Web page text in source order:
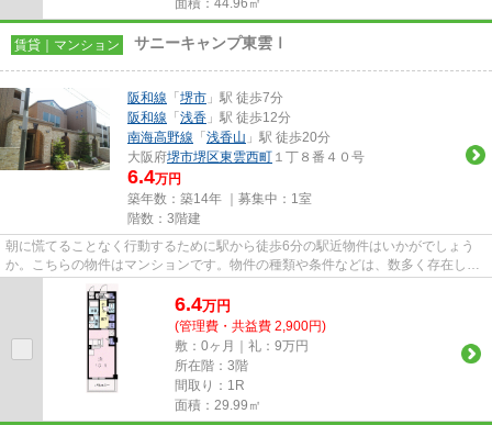
面積：44.96㎡
賃貸｜マンション サニーキャンプ東雲Ⅰ
阪和線 「 堺市 」駅 徒歩7分
阪和線 「 浅香 」駅 徒歩12分
南海高野線 「 浅香山 」駅 徒歩20分
大阪府堺市堺区東雲西町 １丁８番４０号
6.4万円
築年数：築14年 ｜募集中： 1室
階数：3階建
朝に慌てることなく行動するために駅から徒歩6分の駅近物件はいかがでしょう
か。こちらの物件はマンションです。物件の種類や条件などは、数多く存在しま
す。お客さまのご希望により近...
6.4万円
(管理費・共益費 2,900円)
敷：0ヶ月｜礼：9万円
所在階：3階
間取り：1R
面積：29.99㎡